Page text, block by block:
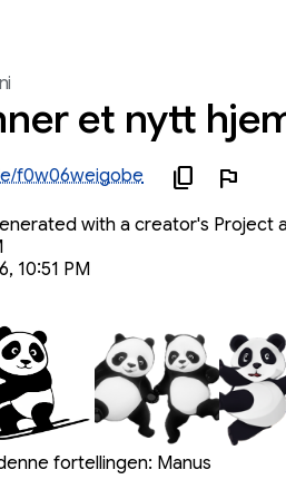
et nytt
f0w06weigobe
with a creator's Project
10:51 PM
fortellingen: Manus